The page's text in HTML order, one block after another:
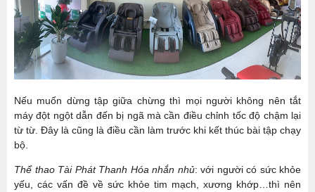
Nếu muốn dừng tập giữa chừng thì mọi người không nên tắt
máy đột ngột dẫn đến bị ngã mà cần điều chỉnh tốc độ chậm lại
từ từ. Đây là cũng là điều cần làm trước khi kết thúc bài tập chạy
bộ.
Thể thao Tài Phát Thanh Hóa nhắn nhủ: với người có sức khỏe
yếu, các vấn đề về sức khỏe tim mạch, xương khớp…thì nên